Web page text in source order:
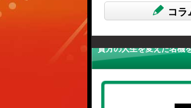
コラ
貴方の人生を変えた名機